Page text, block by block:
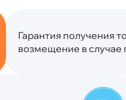
Гарантия получения
возмещение в случае